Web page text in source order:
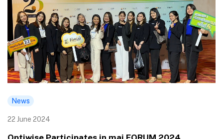
News
22 June 2024